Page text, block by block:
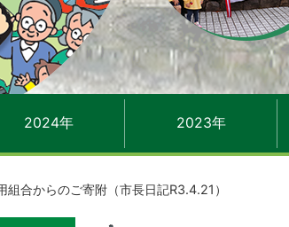
2024年 2023年
組合からのご寄附（市長日記R3.4.21）